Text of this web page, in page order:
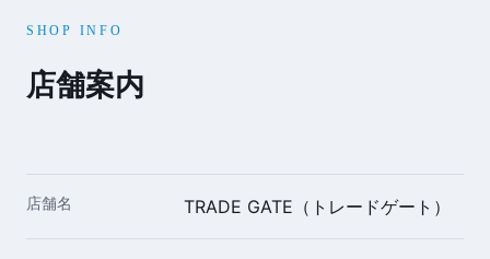
SHOP INFO
店舗案内
店舗名 TRADE GATE（トレードゲート）